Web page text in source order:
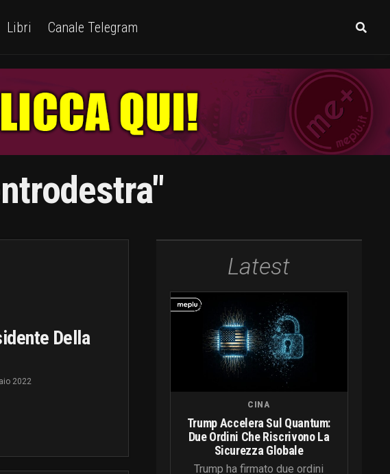
Libri Canale Telegram
Della
2022
Latest
CINA
Trump Accelera Sul Quantum:
Due Ordini Che Riscrivono La
Sicurezza Globale
Trump ha firmato due ordini